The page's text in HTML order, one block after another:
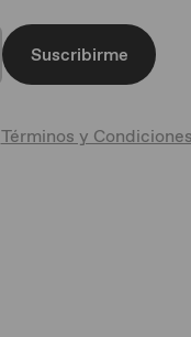
Suscribirme
Términos y Condiciones